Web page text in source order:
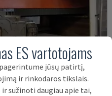
ES vartotojams
pagerintume jūsų patirtį,
ir rinkodaros tikslais.
sužinoti daugiau apie tai,